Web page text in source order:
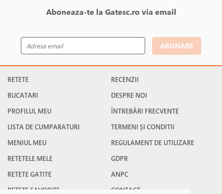
Aboneaza-te la Gatesc.ro via email
ABONARE
RETETE
BUCATARI
PROFILUL MEU
LISTA DE CUMPARATURI
MENIUL MEU
RETETELE MELE
RETETE GATITE
RETETE FAVORITE
RECENZII
DESPRE NOI
ÎNTREBĂRI FRECVENTE
TERMENI ȘI CONDITII
REGULAMENT DE UTILIZARE
GDPR
ANPC
CONTACT